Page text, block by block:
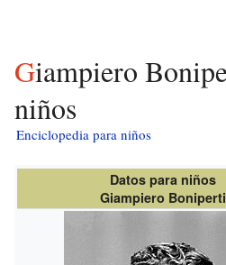
Giampiero Boniperti para
niños
Enciclopedia para niños
Datos para niños
Giampiero Boniperti